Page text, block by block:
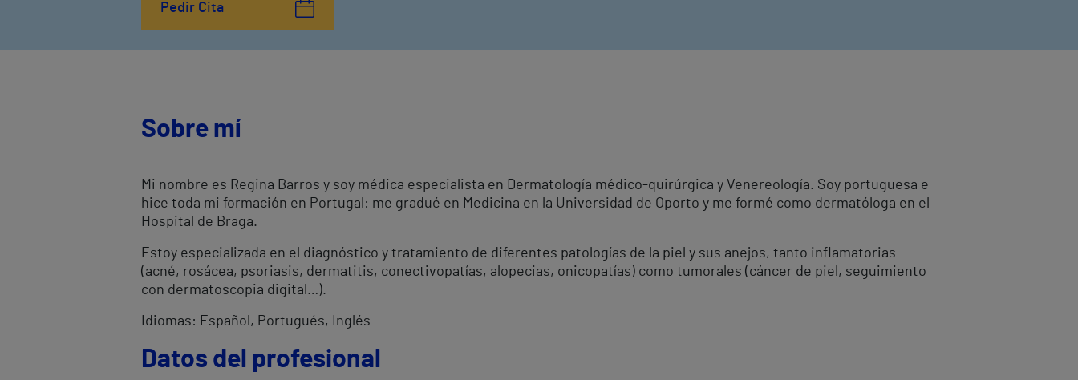
Pedir Cita
Sobre mí
Mi nombre es Regina Barros y soy médica especialista en Dermatología médico-quirúrgica y Venereología. Soy portuguesa e
hice toda mi formación en Portugal: me gradué en Medicina en la Universidad de Oporto y me formé como dermatóloga en el
Hospital de Braga.
Estoy especializada en el diagnóstico y tratamiento de diferentes patologías de la piel y sus anejos, tanto inflamatorias
(acné, rosácea, psoriasis, dermatitis, conectivopatías, alopecias, onicopatías) como tumorales (cáncer de piel, seguimiento
con dermatoscopia digital…).
Idiomas: Español, Portugués, Inglés
Datos del profesional